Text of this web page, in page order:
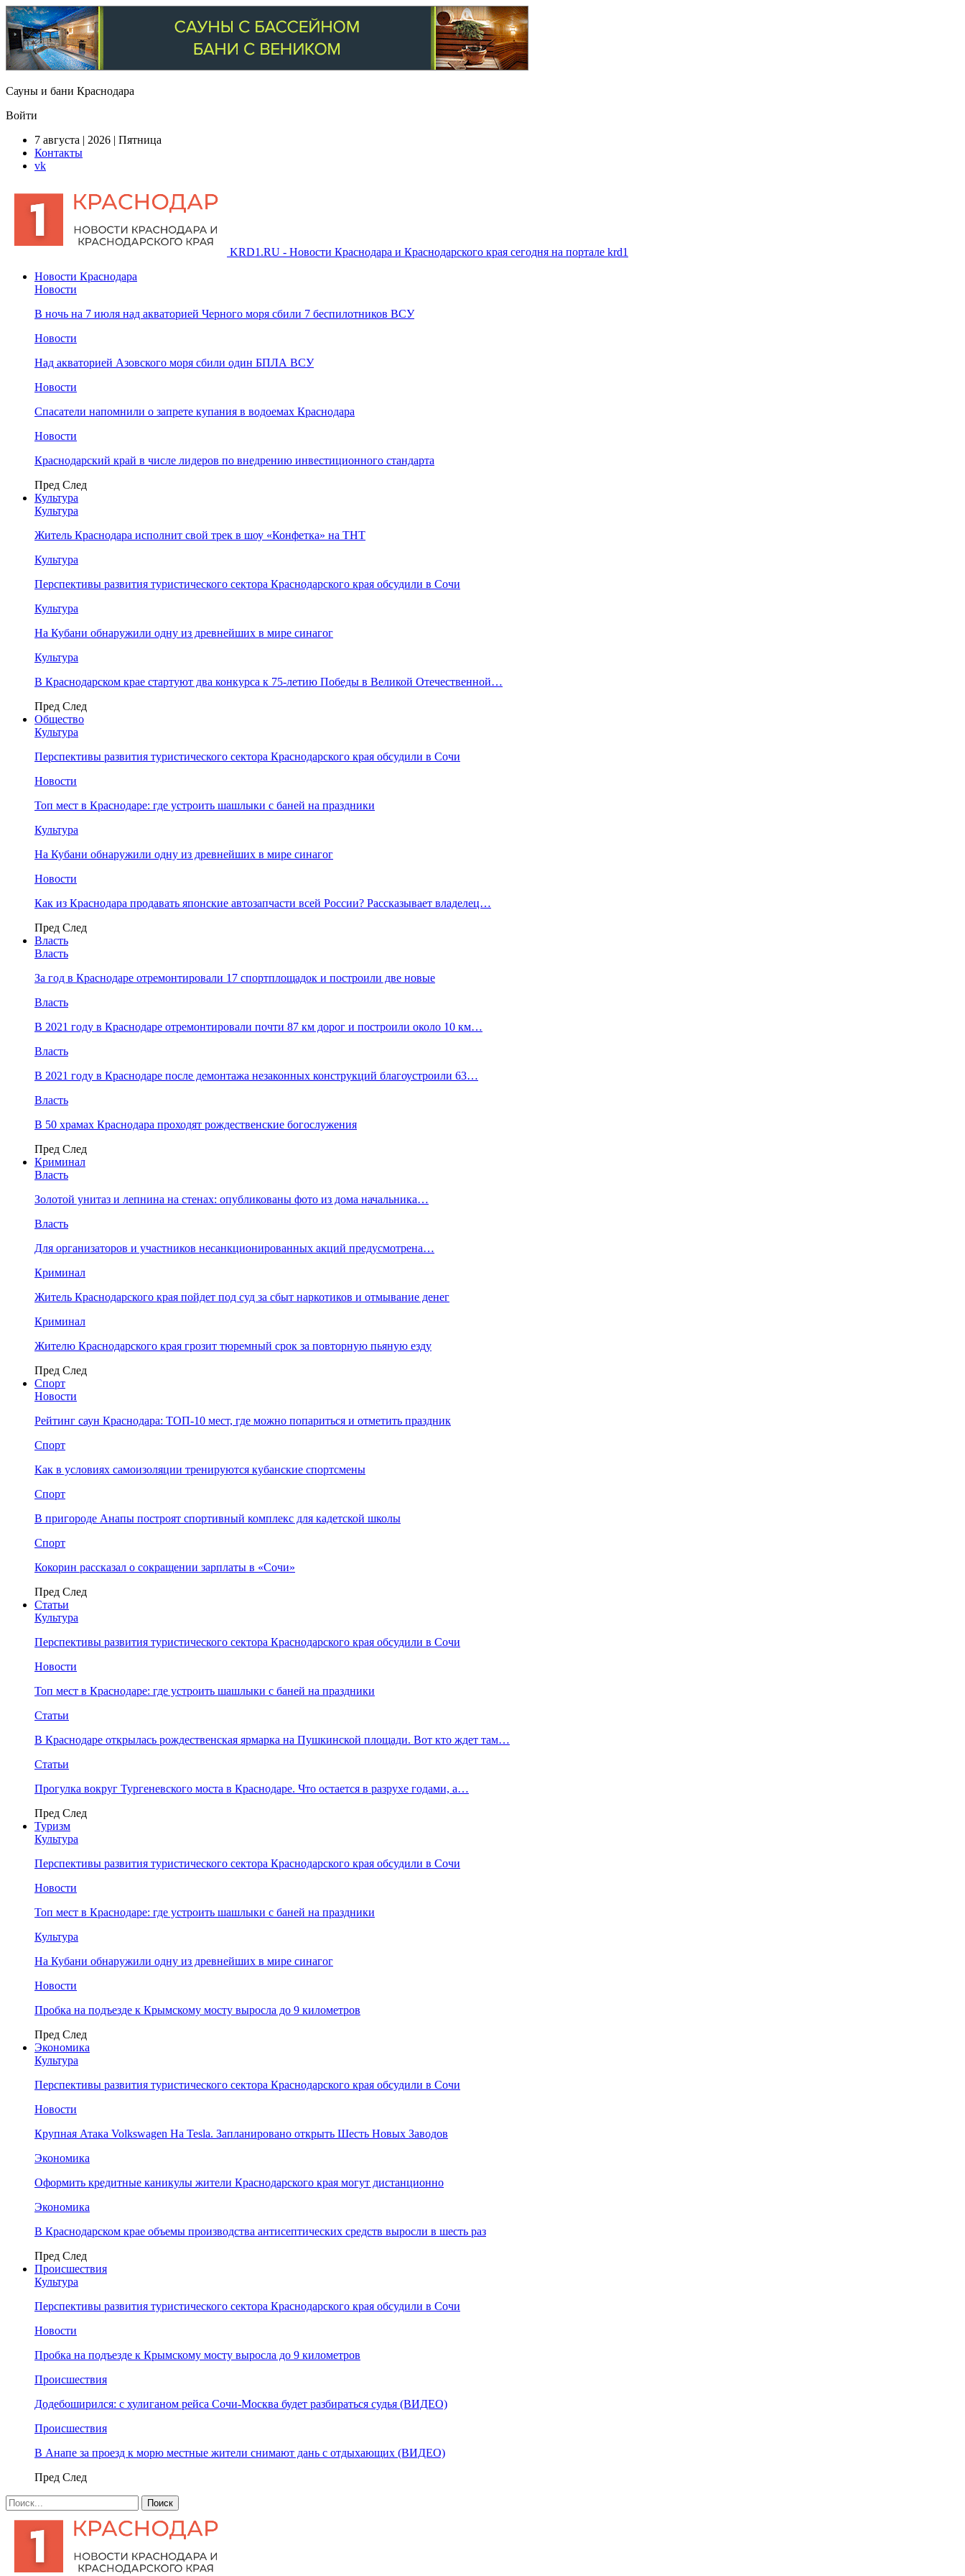
Сауны и бани Краснодара
Войти
7 августа | 2026 | Пятница
Контакты
vk
KRD1.RU - Новости Краснодара и Краснодарского края сегодня на портале krd1
Новости Краснодара
Новости
В ночь на 7 июля над акваторией Черного моря сбили 7 беспилотников ВСУ
Новости
Над акваторией Азовского моря сбили один БПЛА ВСУ
Новости
Спасатели напомнили о запрете купания в водоемах Краснодара
Новости
Краснодарский край в числе лидеров по внедрению инвестиционного стандарта
Пред След
Культура
Культура
Житель Краснодара исполнит свой трек в шоу «Конфетка» на ТНТ
Культура
Перспективы развития туристического сектора Краснодарского края обсудили в Сочи
Культура
На Кубани обнаружили одну из древнейших в мире синагог
Культура
В Краснодарском крае стартуют два конкурса к 75-летию Победы в Великой Отечественной…
Пред След
Общество
Культура
Перспективы развития туристического сектора Краснодарского края обсудили в Сочи
Новости
Топ мест в Краснодаре: где устроить шашлыки с баней на праздники
Культура
На Кубани обнаружили одну из древнейших в мире синагог
Новости
Как из Краснодара продавать японские автозапчасти всей России? Рассказывает владелец…
Пред След
Власть
Власть
За год в Краснодаре отремонтировали 17 спортплощадок и построили две новые
Власть
В 2021 году в Краснодаре отремонтировали почти 87 км дорог и построили около 10 км…
Власть
В 2021 году в Краснодаре после демонтажа незаконных конструкций благоустроили 63…
Власть
В 50 храмах Краснодара проходят рождественские богослужения
Пред След
Криминал
Власть
​Золотой унитаз и лепнина на стенах: опубликованы фото из дома начальника…
Власть
Для организаторов и участников несанкционированных акций предусмотрена…
Криминал
Житель Краснодарского края пойдет под суд за сбыт наркотиков и отмывание денег
Криминал
Жителю Краснодарского края грозит тюремный срок за повторную пьяную езду
Пред След
Спорт
Новости
Рейтинг саун Краснодара: ТОП-10 мест, где можно попариться и отметить праздник
Спорт
Как в условиях самоизоляции тренируются кубанские спортсмены
Спорт
В пригороде Анапы построят спортивный комплекс для кадетской школы
Спорт
Кокорин рассказал о сокращении зарплаты в «Сочи»
Пред След
Статьи
Культура
Перспективы развития туристического сектора Краснодарского края обсудили в Сочи
Новости
Топ мест в Краснодаре: где устроить шашлыки с баней на праздники
Статьи
В Краснодаре открылась рождественская ярмарка на Пушкинской площади. Вот кто ждет там…
Статьи
Прогулка вокруг Тургеневского моста в Краснодаре. Что остается в разрухе годами, а…
Пред След
Туризм
Культура
Перспективы развития туристического сектора Краснодарского края обсудили в Сочи
Новости
Топ мест в Краснодаре: где устроить шашлыки с баней на праздники
Культура
На Кубани обнаружили одну из древнейших в мире синагог
Новости
Пробка на подъезде к Крымскому мосту выросла до 9 километров
Пред След
Экономика
Культура
Перспективы развития туристического сектора Краснодарского края обсудили в Сочи
Новости
Крупная Атака Volkswagen На Tesla. Запланировано открыть Шесть Новых Заводов
Экономика
Оформить кредитные каникулы жители Краснодарского края могут дистанционно
Экономика
В Краснодарском крае объемы производства антисептических средств выросли в шесть раз
Пред След
Происшествия
Культура
Перспективы развития туристического сектора Краснодарского края обсудили в Сочи
Новости
Пробка на подъезде к Крымскому мосту выросла до 9 километров
Происшествия
Додебоширился: с хулиганом рейса Сочи-Москва будет разбираться судья (ВИДЕО)
Происшествия
В Анапе за проезд к морю местные жители снимают дань с отдыхающих (ВИДЕО)
Пред След